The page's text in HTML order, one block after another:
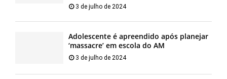
3 de julho de 2024
Adolescente é apreendido após planejar
‘massacre’ em escola do AM
3 de julho de 2024